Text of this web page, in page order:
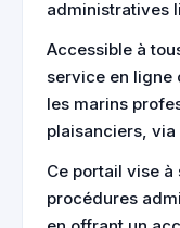
administratives
Accessible à
service en ligne
les marins
plaisanciers,
Ce portail vise
procédures